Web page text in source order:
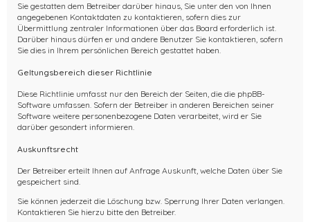
Sie gestatten dem Betreiber darüber hinaus, Sie unter den von Ihnen
angegebenen Kontaktdaten zu kontaktieren, sofern dies zur
Übermittlung zentraler Informationen über das Board erforderlich ist.
Darüber hinaus dürfen er und andere Benutzer Sie kontaktieren, sofern
Sie dies in Ihrem persönlichen Bereich gestattet haben.
Geltungsbereich dieser Richtlinie
Diese Richtlinie umfasst nur den Bereich der Seiten, die die phpBB-
Software umfassen. Sofern der Betreiber in anderen Bereichen seiner
Software weitere personenbezogene Daten verarbeitet, wird er Sie
darüber gesondert informieren.
Auskunftsrecht
Der Betreiber erteilt Ihnen auf Anfrage Auskunft, welche Daten über Sie
gespeichert sind.
Sie können jederzeit die Löschung bzw. Sperrung Ihrer Daten verlangen.
Kontaktieren Sie hierzu bitte den Betreiber.